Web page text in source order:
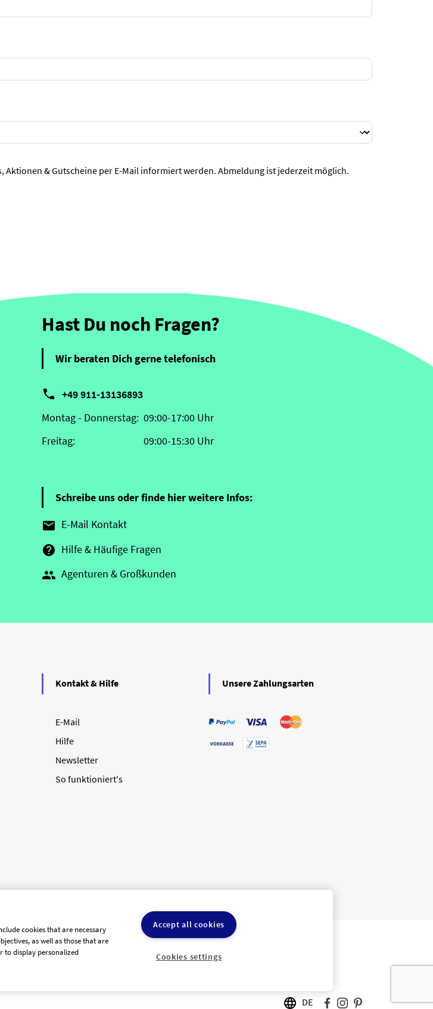
& Gutscheine per E-Mail informiert werden. Abmeldung ist jederzeit möglich.
Hast Du noch Fragen?
Wir beraten Dich gerne telefonisch
 +49 911-13136893
Montag - Donnerstag:
Freitag:
09:00-17:00 Uhr
09:00-15:30 Uhr
Schreibe uns oder finde hier weitere Infos:
 E-Mail Kontakt
 Hilfe & Häufige Fragen
 Agenturen & Großkunden
Kontakt & Hilfe
E-Mail
Hilfe
Newsletter
So funktioniert's
Unsere Zahlungsarten
Impressum Vergütungsregeln
 DE
cookies that are necessary
as well as those that are
to display personalized
Accept all cookies
Cookies settings